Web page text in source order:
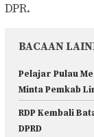
DPR.
BACAAN
Pelajar Pulau
Minta Pemkab
RDP Kembali
DPRD